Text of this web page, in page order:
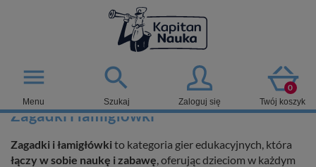

Szukaj Zaloguj się
0
Twój koszyk
menu
Menu
Zagadki i łamigłówki
Zagadki i łamigłówkito kategoria gier edukacyjnych, która
łączy w sobie naukę i zabawę, oferując dzieciom w każdym